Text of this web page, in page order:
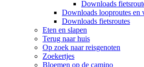
Downloads
Downloads looproutes en
Downloads fietsroutes
Eten en slapen
Terug naar huis
Op zoek naar reisgenoten
Zoekertjes
Bloemen op de camino